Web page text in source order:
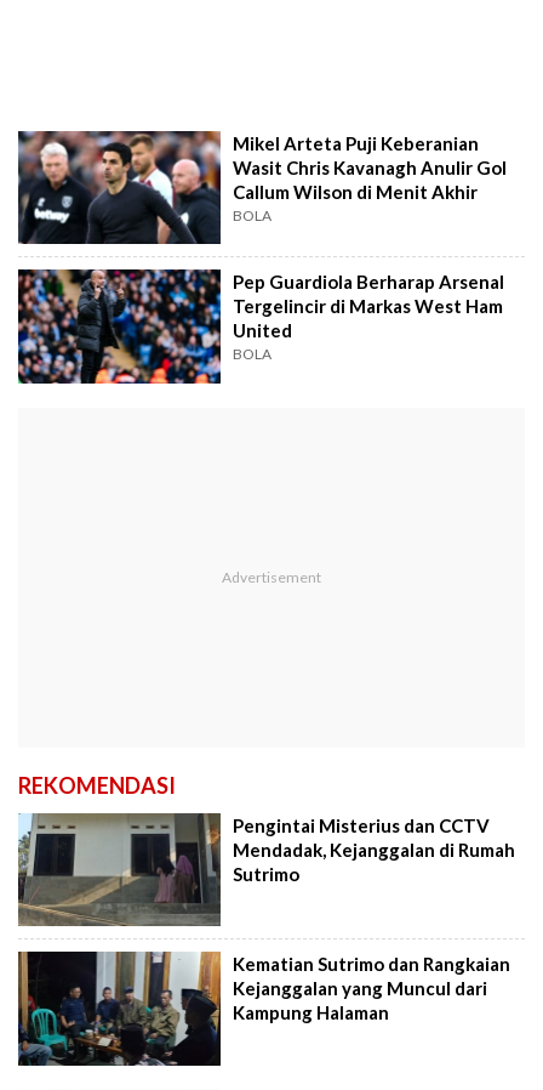
Mikel Arteta Puji Keberanian
Wasit Chris Kavanagh Anulir Gol
Callum Wilson di Menit Akhir
BOLA
Pep Guardiola Berharap Arsenal
Tergelincir di Markas West Ham
United
BOLA
REKOMENDASI
Pengintai Misterius dan CCTV
Mendadak, Kejanggalan di Rumah
Sutrimo
Kematian Sutrimo dan Rangkaian
Kejanggalan yang Muncul dari
Kampung Halaman